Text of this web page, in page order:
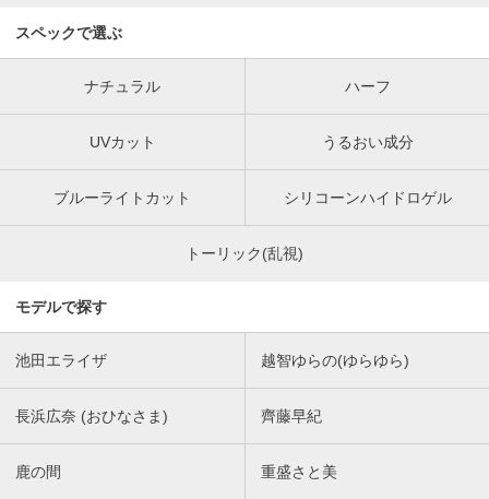
スペックで選ぶ
ナチュラル ハーフ
UVカット うるおい成分
ブルーライトカット シリコーンハイドロゲル
トーリック(乱視)
モデルで探す
池田エライザ 越智ゆらの(ゆらゆら)
長浜広奈 (おひなさま) 齊藤早紀
鹿の間 重盛さと美